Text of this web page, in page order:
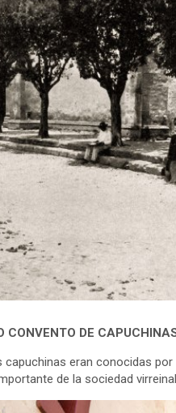
CONVENTO DE
eran conocidas
de la sociedad